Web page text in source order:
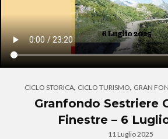
CICLO STORICA, CICLO TURISMO, GRAN
Granfondo Sestriere
Finestre – 6
11 Luglio 2025